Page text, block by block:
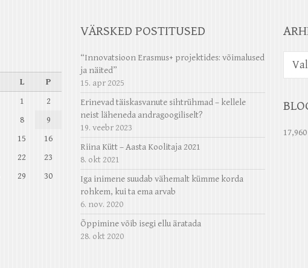
L
P
1
2
8
9
15
16
22
23
29
30
VÄRSKED POSTITUSED
“Innovatsioon Erasmus+ projektides: võimalused
ja näited”
15. apr 2025
Erinevad täiskasvanute sihtrühmad – kellele
neist läheneda andragoogiliselt?
19. veebr 2023
Riina Kütt – Aasta Koolitaja 2021
8. okt 2021
Iga inimene suudab vähemalt kümme korda
rohkem, kui ta ema arvab
6. nov. 2020
Õppimine võib isegi ellu äratada
28. okt 2020
17,960